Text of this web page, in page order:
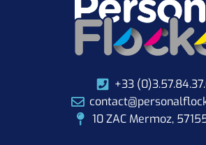
+33
10 ZAC Mermoz,